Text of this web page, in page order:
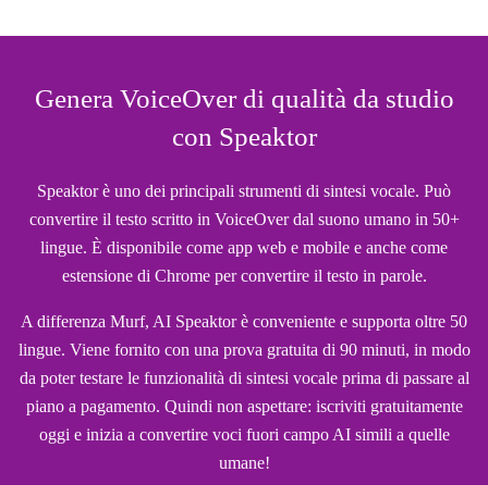
Genera VoiceOver di qualità da studio
con Speaktor
Speaktor è uno dei principali strumenti di sintesi vocale. Può
convertire il testo scritto in VoiceOver dal suono umano in 50+
lingue. È disponibile come app web e mobile e anche come
estensione di Chrome per convertire il testo in parole.
A differenza Murf, AI Speaktor è conveniente e supporta oltre 50
lingue. Viene fornito con una prova gratuita di 90 minuti, in modo
da poter testare le funzionalità di sintesi vocale prima di passare al
piano a pagamento. Quindi non aspettare: iscriviti gratuitamente
oggi e inizia a convertire voci fuori campo AI simili a quelle
umane!